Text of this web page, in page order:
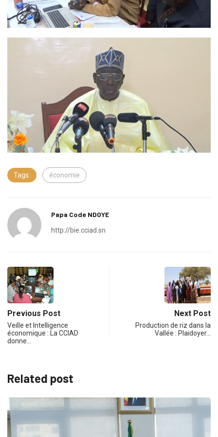
Tags: économie
Papa Code NDOYE
http://bie.cciad.sn
Previous Post
Veille et Intelligence
économique : La CCIAD
donne…
Next Post
Production de riz dans la
Vallée : Plaidoyer…
Related post